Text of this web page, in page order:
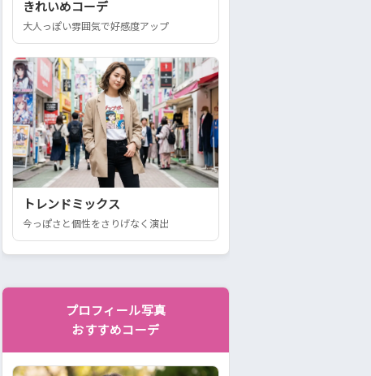
きれいめコーデ
大人っぽい雰囲気で好感度アップ
トレンドミックス
今っぽさと個性をさりげなく演出
プロフィール写真
おすすめコーデ